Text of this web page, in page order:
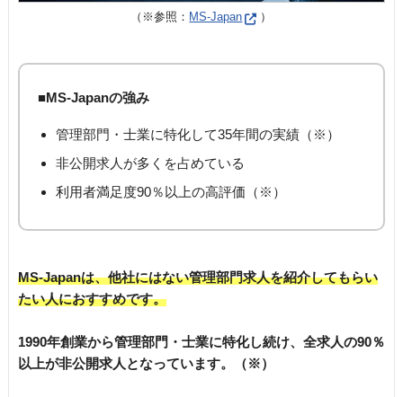
（※参照： MS-Japan ）
■MS-Japanの強み
管理部門・士業に特化して35年間の実績（※）
非公開求人が多くを占めている
利用者満足度90％以上の高評価（※）
MS-Japanは、他社にはない管理部門求人を紹介してもらい
たい人におすすめです。
1990年創業から管理部門・士業に特化し続け、全求人の90％
以上が非公開求人となっています。（※）